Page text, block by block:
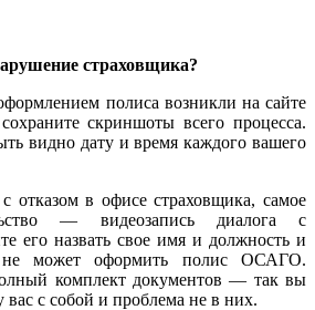
страховщика?
полиса возникли на сайте
скриншоты всего процесса.
видно дату и время каждого вашего
отказом в офисе страховщика, самое
— видеозапись диалога с
его назвать свое имя и должность и
не может оформить полис ОСАГО.
комплект документов — так вы
вас с собой и проблема не в них.